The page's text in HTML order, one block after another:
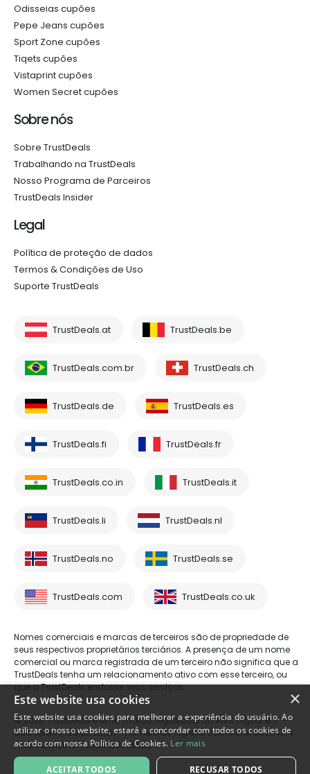
Odisseias cupões
Pepe Jeans cupões
Sport Zone cupões
Tiqets cupões
Vistaprint cupões
Women Secret cupões
Sobre nós
Sobre TrustDeals
Trabalhando na TrustDeals
Nosso Programa de Parceiros
TrustDeals Insider
Legal
Política de proteção de dados
Termos & Condições de Uso
Suporte TrustDeals
TrustDeals.at TrustDeals.be
TrustDeals.com.br TrustDeals.ch
TrustDeals.de TrustDeals.es
TrustDeals.fi TrustDeals.fr
TrustDeals.co.in TrustDeals.it
TrustDeals.li TrustDeals.nl
TrustDeals.no TrustDeals.se
TrustDeals.com TrustDeals.co.uk
Nomes comerciais e marcas de terceiros são de propriedade de
seus respectivos proprietários terciários. A presença de um nome
comercial ou marca registrada de um terceiro não significa que a
TrustDeals tenha um relacionamento ativo com esse terceiro, ou
que a TrustDeals endosse seus serviços.
© 2026 TrustDeals é uma marca registrada da AMS Digital B.V. -
Oud Laren 1, 1251BL, Laren - número de registro comercial 80264174
- número de IVA: NL861609360B01
×
Este website usa cookies
Este website usa cookies para melhorar a experiência do usuário. Ao
utilizar o nosso website, estará a concordar com todos os cookies de
acordo com nossa Política de Cookies. Ler mais
ACEITAR TODOS RECUSAR TODOS